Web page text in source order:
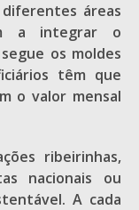
áreas
a integrar o
os moldes
têm que
o valor mensal
ribeirinhas,
nacionais ou
A cada